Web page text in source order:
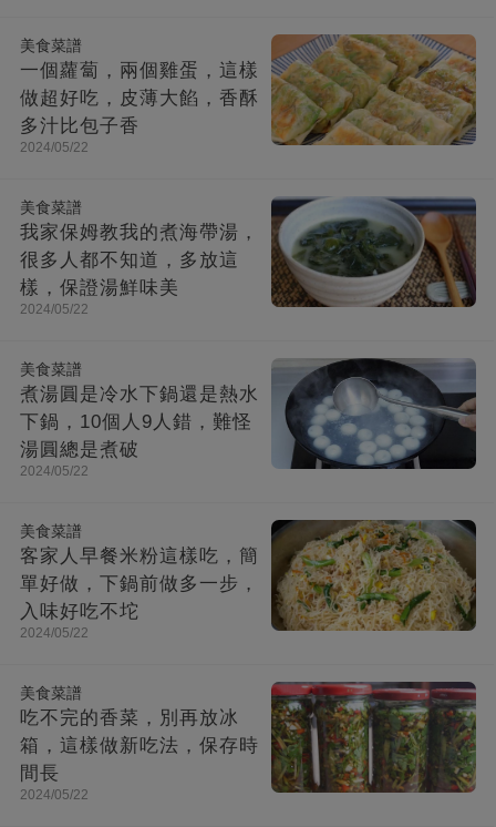
美食菜譜
一個蘿蔔，兩個雞蛋，這樣
做超好吃，皮薄大餡，香酥
多汁比包子香
2024/05/22
美食菜譜
我家保姆教我的煮海帶湯，
很多人都不知道，多放這
樣，保證湯鮮味美
2024/05/22
美食菜譜
煮湯圓是冷水下鍋還是熱水
下鍋，10個人9人錯，難怪
湯圓總是煮破
2024/05/22
美食菜譜
客家人早餐米粉這樣吃，簡
單好做，下鍋前做多一步，
入味好吃不坨
2024/05/22
美食菜譜
吃不完的香菜，別再放冰
箱，這樣做新吃法，保存時
間長
2024/05/22